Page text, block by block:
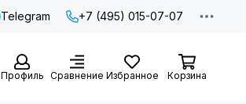
Telegram +7 (495) 015-07-07
Профиль Сравнение Избранное Корзина